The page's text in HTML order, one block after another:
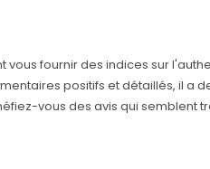
fournir des indices sur
positifs et détaillés, il a
vous des avis qui semblent